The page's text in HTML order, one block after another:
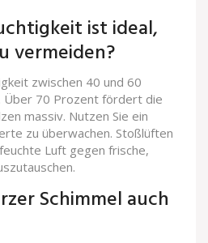
ist ideal,
vermeiden?
zwischen 40 und 60
Über 70 Prozent fördert die
massiv. Nutzen Sie ein
zu überwachen. Stoßlüften
Luft gegen frische,
Schimmel auch